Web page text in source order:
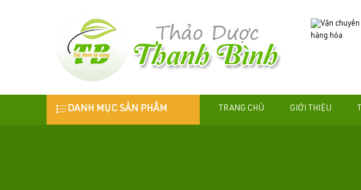
DANH MỤC SẢN PHẨM TRANG CHỦ GIỚI THIỆU